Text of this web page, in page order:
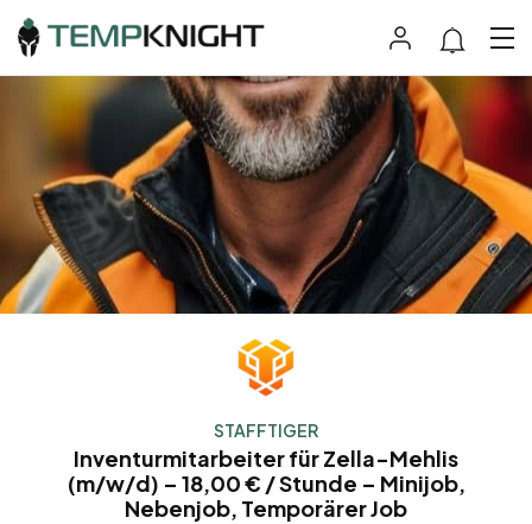
STAFFTIGER
Inventurmitarbeiter für Zella-Mehlis
(m/w/d) – 18,00 € / Stunde – Minijob,
Nebenjob, Temporärer Job